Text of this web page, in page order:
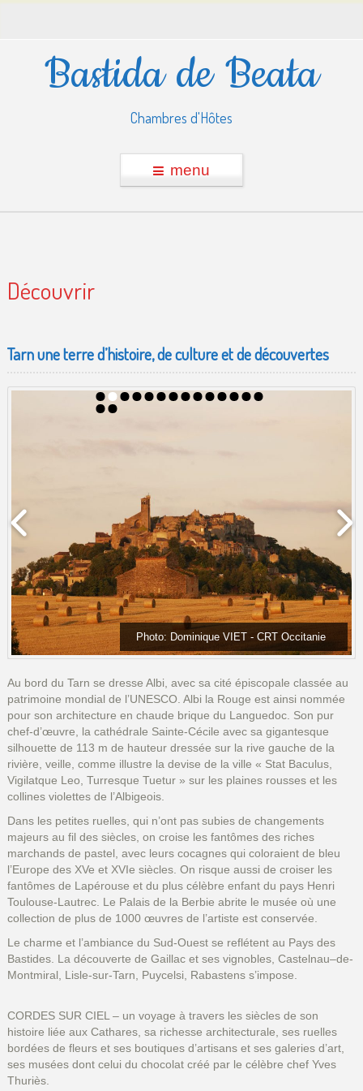
Bastida de Beata
Chambres d'Hôtes
menu
Découvrir
Tarn une terre d’histoire, de culture et de découvertes
Photo: Dominique VIET - CRT Occitanie
Au bord du Tarn se dresse Albi, avec sa cité épiscopale classée au
patrimoine mondial de l’UNESCO. Albi la Rouge est ainsi nommée
pour son architecture en chaude brique du Languedoc. Son pur
chef-d’œuvre, la cathédrale Sainte-Cécile avec sa gigantesque
silhouette de 113 m de hauteur dressée sur la rive gauche de la
rivière, veille, comme illustre la devise de la ville « Stat Baculus,
Vigilatque Leo, Turresque Tuetur » sur les plaines rousses et les
collines violettes de l’Albigeois.
Dans les petites ruelles, qui n’ont pas subies de changements
majeurs au fil des siècles, on croise les fantômes des riches
marchands de pastel, avec leurs cocagnes qui coloraient de bleu
l’Europe des XVe et XVIe siècles. On risque aussi de croiser les
fantômes de Lapérouse et du plus célèbre enfant du pays Henri
Toulouse-Lautrec. Le Palais de la Berbie abrite le musée où une
collection de plus de 1000 œuvres de l’artiste est conservée.
Le charme et l’ambiance du Sud-Ouest se reflétent au Pays des
Bastides. La découverte de Gaillac et ses vignobles, Castelnau–de-
Montmiral, Lisle-sur-Tarn, Puycelsi, Rabastens s’impose.
CORDES SUR CIEL – un voyage à travers les siècles de son
histoire liée aux Cathares, sa richesse architecturale, ses ruelles
bordées de fleurs et ses boutiques d’artisans et ses galeries d’art,
ses musées dont celui du chocolat créé par le célèbre chef Yves
Thuriès.